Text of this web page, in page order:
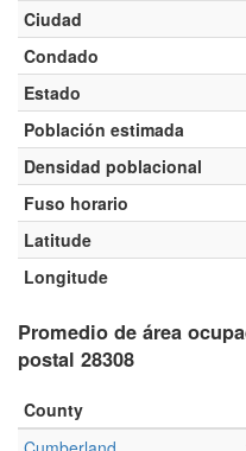
Ciudad
Condado
Estado
Población estimada
Densidad poblacional
Fuso horario
Latitude
Longitude
Promedio de área
postal 28308
County